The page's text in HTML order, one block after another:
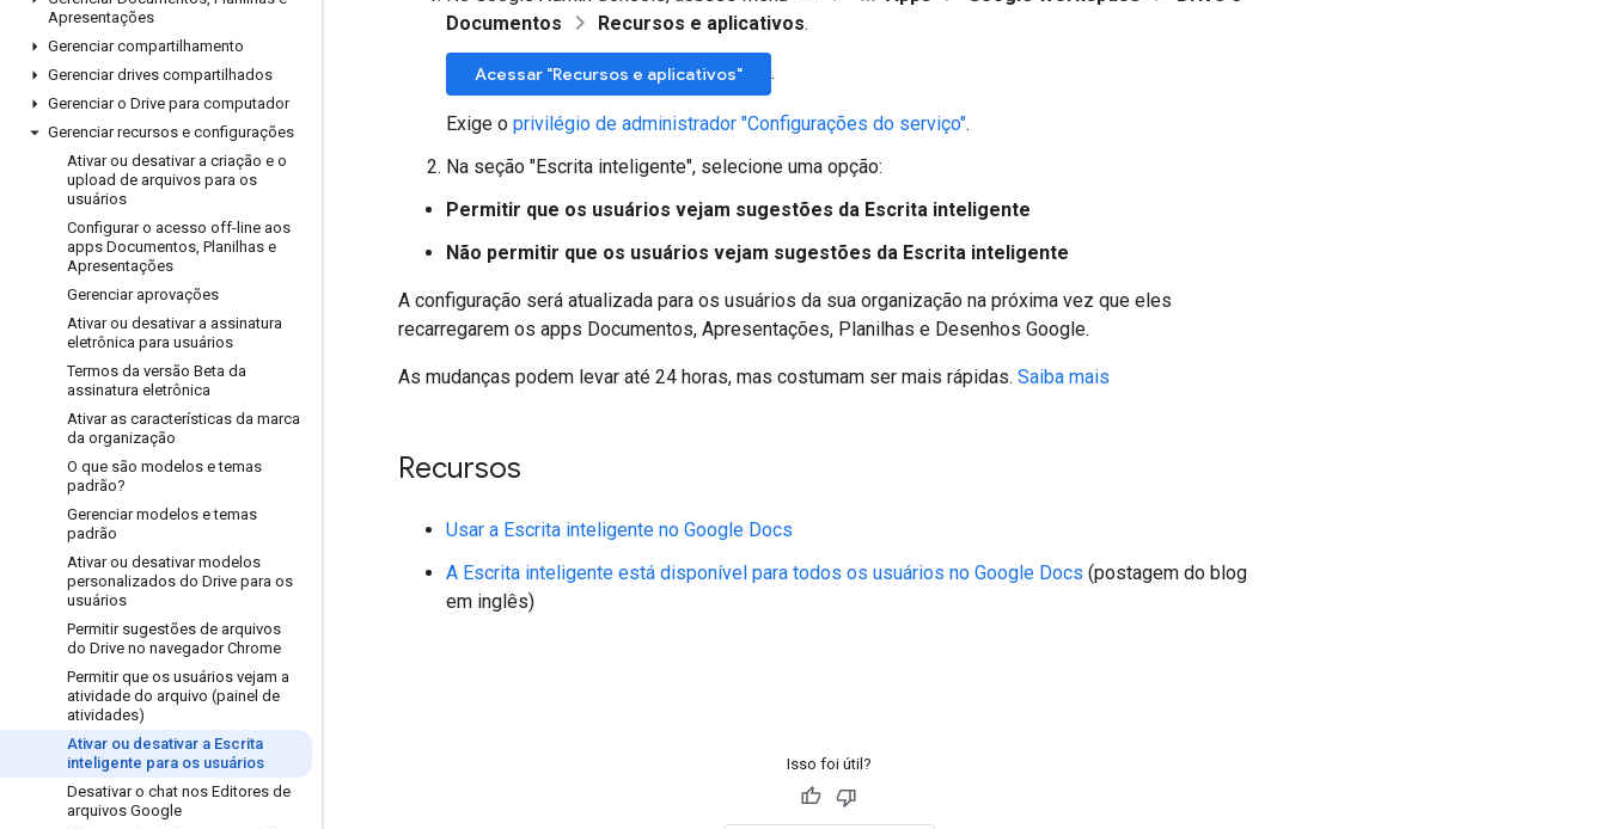
Apresentações
Gerenciar compartilhamento
Gerenciar drives compartilhados
Gerenciar o Drive para computador
Gerenciar recursos e configurações
Ativar ou desativar a criação e o
upload de arquivos para os
usuários
Configurar o acesso off-line aos
apps Documentos, Planilhas e
Apresentações
Gerenciar aprovações
Ativar ou desativar a assinatura
eletrônica para usuários
Termos da versão Beta da
assinatura eletrônica
Ativar as características da marca
da organização
O que são modelos e temas
padrão?
Gerenciar modelos e temas
padrão
Ativar ou desativar modelos
personalizados do Drive para os
usuários
Permitir sugestões de arquivos
do Drive no navegador Chrome
Permitir que os usuários vejam a
atividade do arquivo (painel de
atividades)
Ativar ou desativar a Escrita
inteligente para os usuários
Desativar o chat nos Editores de
arquivos Google
Documentos
Recursos e aplicativos.
Acessar "Recursos e aplicativos" .
Exige o privilégio de administrador "Configurações do serviço".
Na seção "Escrita inteligente", selecione uma opção:
Permitir que os usuários vejam sugestões da Escrita inteligente
Não permitir que os usuários vejam sugestões da Escrita inteligente
A configuração será atualizada para os usuários da sua organização na próxima vez que eles
recarregarem os apps Documentos, Apresentações, Planilhas e Desenhos Google.
As mudanças podem levar até 24 horas, mas costumam ser mais rápidas. Saiba mais
Recursos
Usar a Escrita inteligente no Google Docs
A Escrita inteligente está disponível para todos os usuários no Google Docs (postagem do blog
em inglês)
Isso foi útil?